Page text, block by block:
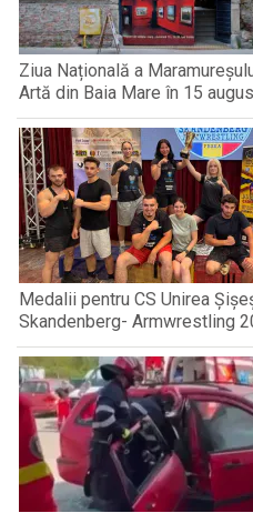
Ziua Națională a
Artă din Baia Mare în 15
Medalii pentru CS Unirea
Skandenberg- Armwrestling